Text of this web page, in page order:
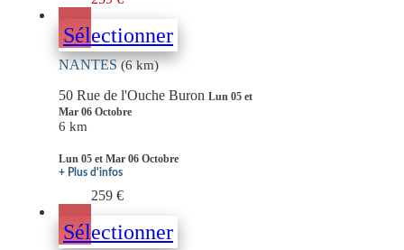
Sélectionner
NANTES(6 km)
50 Rue de l'Ouche Buron Lun 05 et
Mar 06 Octobre
6 km
Lun 05 et Mar 06 Octobre
+ Plus d'infos
259 €
Sélectionner